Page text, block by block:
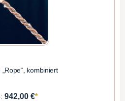
kombiniert
942,00 €*